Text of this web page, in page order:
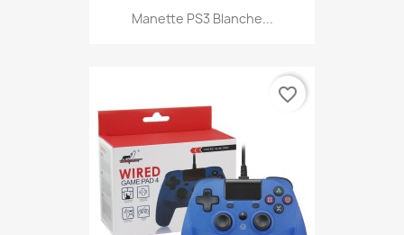
Manette PS3 Blanche...
favorite_border